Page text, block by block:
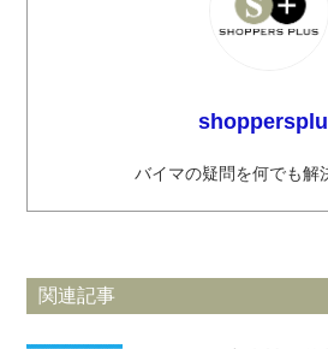
バイマの疑問を何でも解
関連記事